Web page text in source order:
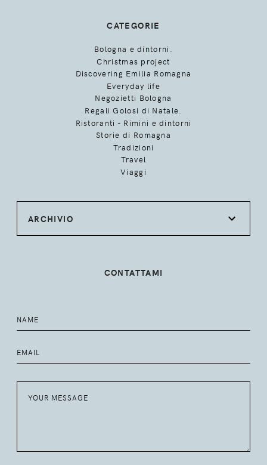
CATEGORIE
Bologna e dintorni.
Christmas project
Discovering Emilia Romagna
Everyday life
Negozietti Bologna
Regali Golosi di Natale.
Ristoranti - Rimini e dintorni
Storie di Romagna
Tradizioni
Travel
Viaggi
ARCHIVIO
CONTATTAMI